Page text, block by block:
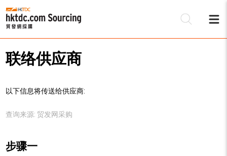
联络供应商
以下信息将传送给供应商:
查询来源: 贸发网采购
步骤一